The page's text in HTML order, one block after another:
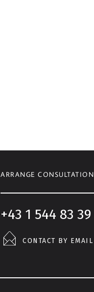
ARRANGE CONSULTATION
+43 1 544 83 39
CONTACT BY EMAIL